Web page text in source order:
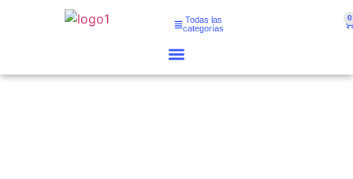
Todas las
categorías
0